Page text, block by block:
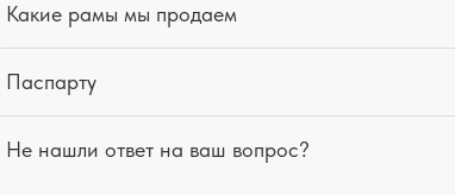
Какие рамы мы продаем
Паспарту
Не нашли ответ на ваш вопрос?